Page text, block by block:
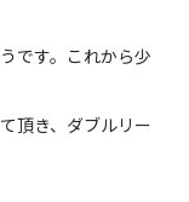
です。これから少
頂き、ダブルリー